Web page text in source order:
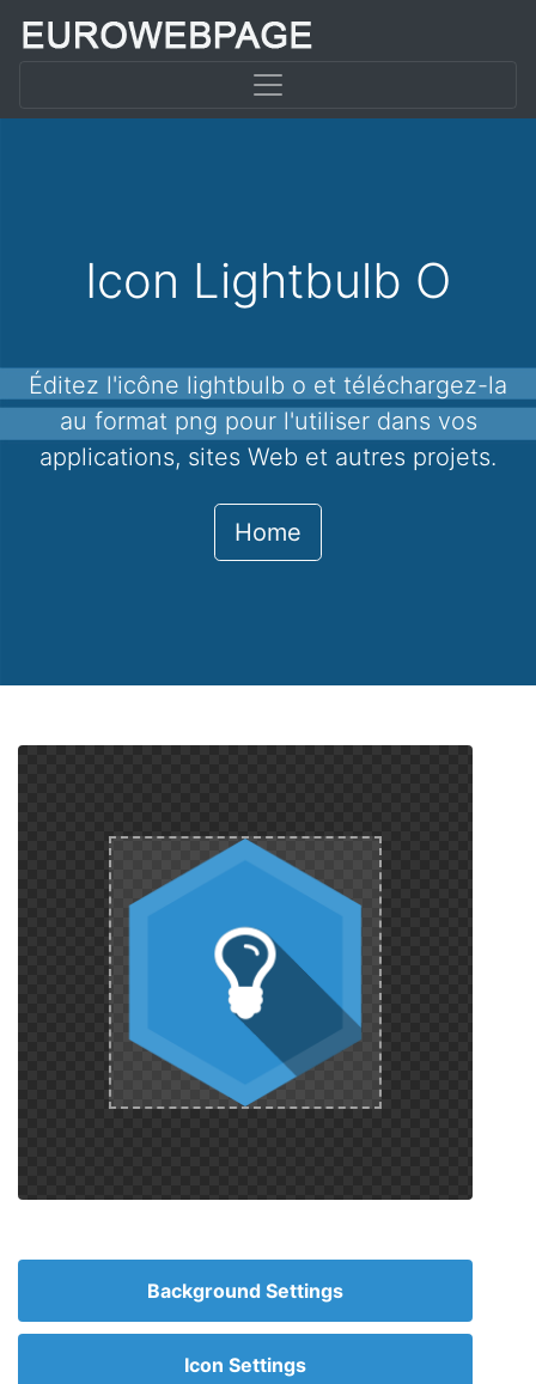
Icon Lightbulb O
Éditez l'icône lightbulb o et téléchargez-la
au format png pour l'utiliser dans vos
applications, sites Web et autres projets.
Home
Background Settings
Icon Settings